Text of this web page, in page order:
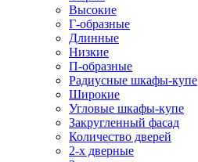
Высокие
Г-образные
Длинные
Низкие
П-образные
Радиусные шкафы-купе
Широкие
Угловые шкафы-купе
Закругленный фасад
Количество дверей
2-х дверные